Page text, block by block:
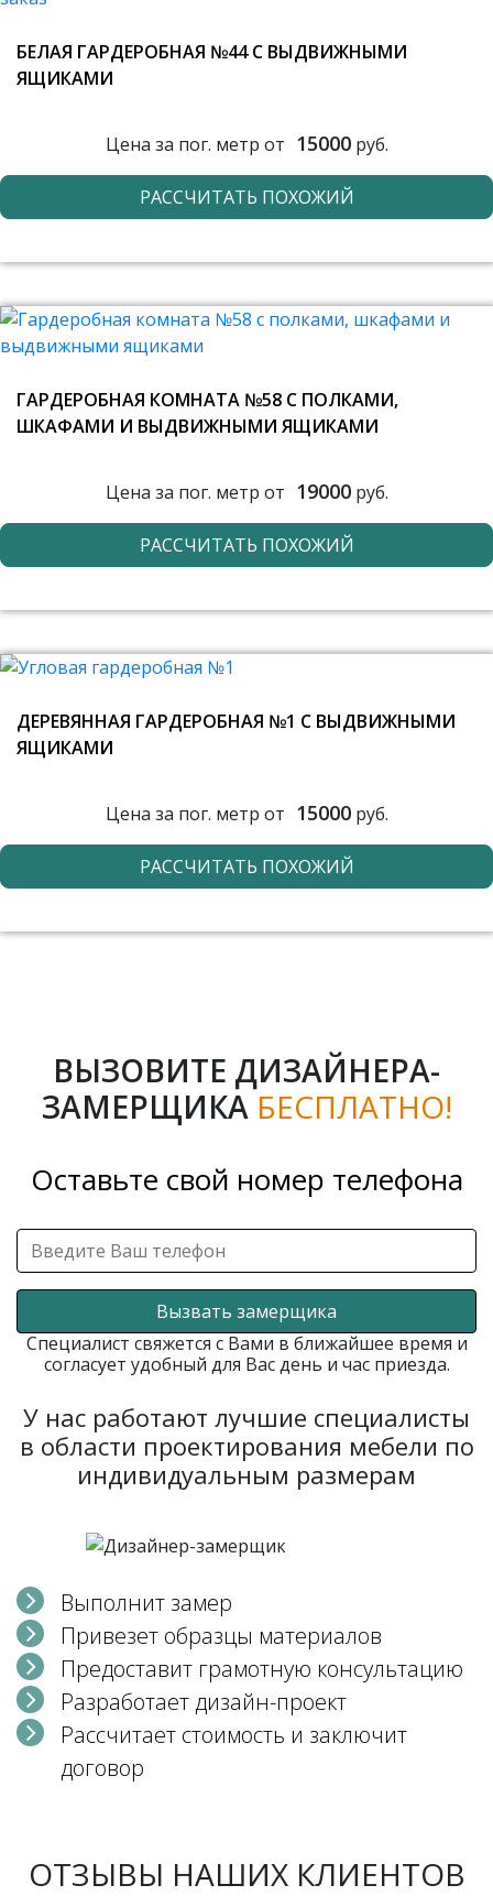
БЕЛАЯ ГАРДЕРОБНАЯ №44 С ВЫДВИЖНЫМИ
ЯЩИКАМИ
Цена за пог. метр от 15000руб.
РАССЧИТАТЬ ПОХОЖИЙ
ГАРДЕРОБНАЯ КОМНАТА №58 С ПОЛКАМИ,
ШКАФАМИ И ВЫДВИЖНЫМИ ЯЩИКАМИ
Цена за пог. метр от 19000руб.
РАССЧИТАТЬ ПОХОЖИЙ
ДЕРЕВЯННАЯ ГАРДЕРОБНАЯ №1 С ВЫДВИЖНЫМИ
ЯЩИКАМИ
Цена за пог. метр от 15000руб.
РАССЧИТАТЬ ПОХОЖИЙ
ВЫЗОВИТЕ ДИЗАЙНЕРА-
ЗАМЕРЩИКА БЕСПЛАТНО!
Оставьте свой номер телефона
Вызвать замерщика
Специалист свяжется с Вами в ближайшее время и
согласует удобный для Вас день и час приезда.
У нас работают лучшие специалисты
в области проектирования мебели по
индивидуальным размерам
Выполнит замер
Привезет образцы материалов
Предоставит грамотную консультацию
Разработает дизайн-проект
Рассчитает стоимость и заключит
договор
ОТЗЫВЫ НАШИХ КЛИЕНТОВ